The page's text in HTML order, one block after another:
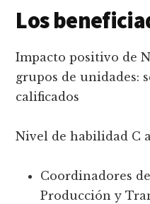
Los
Impacto positivo de
grupos de unidades:
calificados
Nivel de habilidad C a
Coordinadores
Producción y